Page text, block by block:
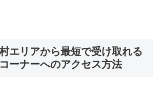
エリアから最短で受け取れる
ーナーへのアクセス方法